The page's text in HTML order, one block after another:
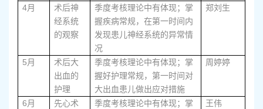
4月
术后神
经系统
的观察
季度考核理论中有体现；掌
握疾病常规，在第一时间内
发现患儿神经系统的异常情
况
郑刘生
5月
术后大
出血的
护理
季度考核理论中有体现；掌
握好护理常规，第一时间对
大出血患儿做出应对措施
周婷婷
6月
先心术
季度考核理论中有体现；掌
王伟